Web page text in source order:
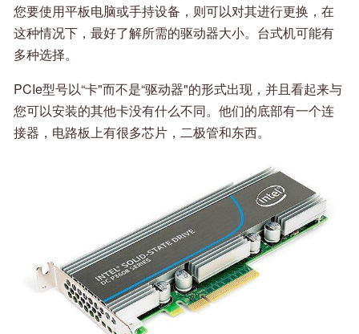
您要使用平板电脑或手持设备，则可以对其进行更换，在
这种情况下，最好了解所需的驱动器大小。台式机可能有
多种选择。
PCIe型号以“卡"而不是“驱动器"的形式出现，并且看起来与
您可以安装的其他卡没有什么不同。他们的底部有一个连
接器，电路板上有很多芯片，二极管和东西。